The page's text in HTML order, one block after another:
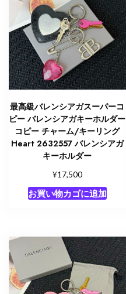
最高級バレンシアガスーパーコ
ピー バレンシアガキーホルダー
コピー チャーム/キーリング
Heart 2632557 バレンシアガ
キーホルダー
¥17,500
お買い物カゴに追加